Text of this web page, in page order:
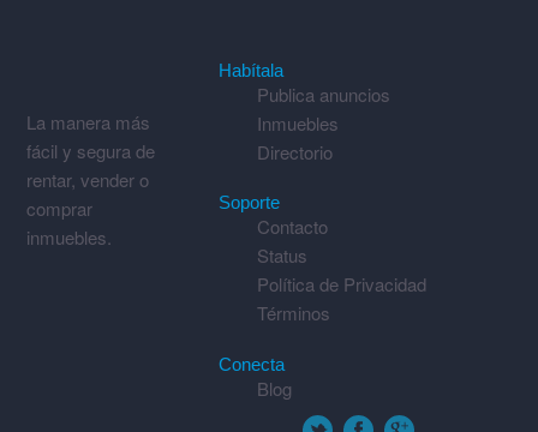
La manera más
fácil y segura de
rentar, vender o
comprar
inmuebles.
Habítala
Publica anuncios
Inmuebles
Directorio
Soporte
Contacto
Status
Política de Privacidad
Términos
Conecta
Blog